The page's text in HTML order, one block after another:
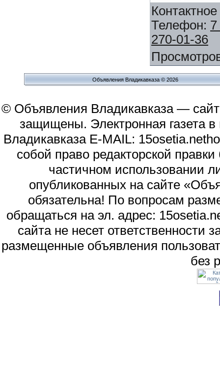
Телефон:
270-01-36
Объявления Владикавказа © 2026
© Объявления Владикавказа —
защищены. Электронная газета
Владикавказа E-MAIL:
собой право редакторской
частичном использовании
опубликованных на сайте
обязательна! По вопросам
обращаться на эл. адрес:
сайта не несет
размещенные объявления
без